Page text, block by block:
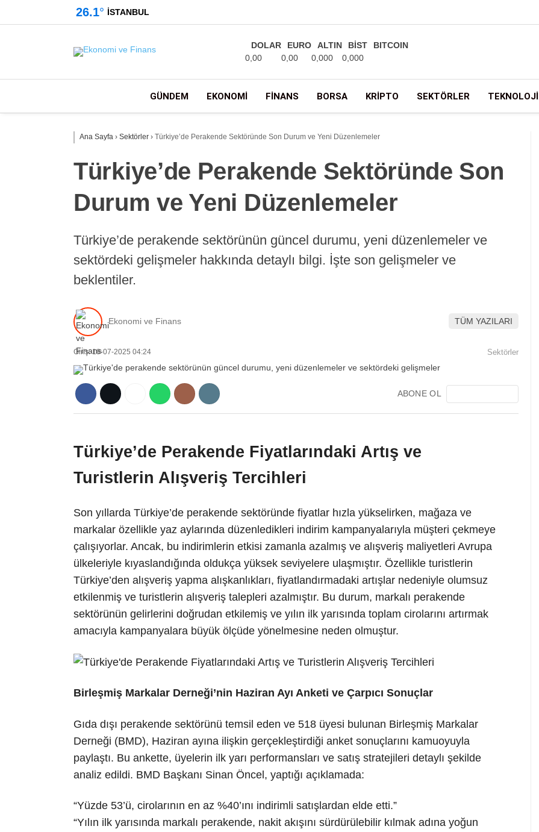
26.1° İSTANBUL
DOLAR
0,00
EURO
0,00
ALTIN
0,000
BİST
0,000
BITCOIN
GÜNDEM EKONOMI FINANS BORSA KRIPTO SEKTÖRLER TEKNOLOJI
Ana Sayfa › Sektörler › Türkiye’de Perakende Sektöründe Son Durum ve Yeni Düzenlemeler
Türkiye’de Perakende Sektöründe Son
Durum ve Yeni Düzenlemeler
Türkiye’de perakende sektörünün güncel durumu, yeni düzenlemeler ve
sektördeki gelişmeler hakkında detaylı bilgi. İşte son gelişmeler ve
beklentiler.
Ekonomi ve Finans TÜM YAZILARI
Giriş: 18-07-2025 04:24 Sektörler
ABONE OL
Türkiye’de Perakende Fiyatlarındaki Artış ve
Turistlerin Alışveriş Tercihleri
Son yıllarda Türkiye’de perakende sektöründe fiyatlar hızla yükselirken, mağaza ve
markalar özellikle yaz aylarında düzenledikleri indirim kampanyalarıyla müşteri çekmeye
çalışıyorlar. Ancak, bu indirimlerin etkisi zamanla azalmış ve alışveriş maliyetleri Avrupa
ülkeleriyle kıyaslandığında oldukça yüksek seviyelere ulaşmıştır. Özellikle turistlerin
Türkiye’den alışveriş yapma alışkanlıkları, fiyatlandırmadaki artışlar nedeniyle olumsuz
etkilenmiş ve turistlerin alışveriş talepleri azalmıştır. Bu durum, markalı perakende
sektörünün gelirlerini doğrudan etkilemiş ve yılın ilk yarısında toplam cirolarını artırmak
amacıyla kampanyalara büyük ölçüde yönelmesine neden olmuştur.
Birleşmiş Markalar Derneği’nin Haziran Ayı Anketi ve Çarpıcı Sonuçlar
Gıda dışı perakende sektörünü temsil eden ve 518 üyesi bulunan Birleşmiş Markalar
Derneği (BMD), Haziran ayına ilişkin gerçekleştirdiği anket sonuçlarını kamuoyuyla
paylaştı. Bu ankette, üyelerin ilk yarı performansları ve satış stratejileri detaylı şekilde
analiz edildi. BMD Başkanı Sinan Öncel, yaptığı açıklamada:
“Yüzde 53’ü, cirolarının en az %40’ını indirimli satışlardan elde etti.”
“Yılın ilk yarısında markalı perakende, nakit akışını sürdürülebilir kılmak adına yoğun